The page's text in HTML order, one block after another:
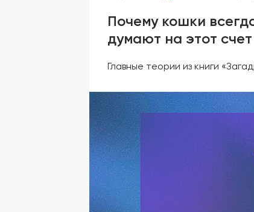
Почему кошки
думают на этот
Главные теории из книги